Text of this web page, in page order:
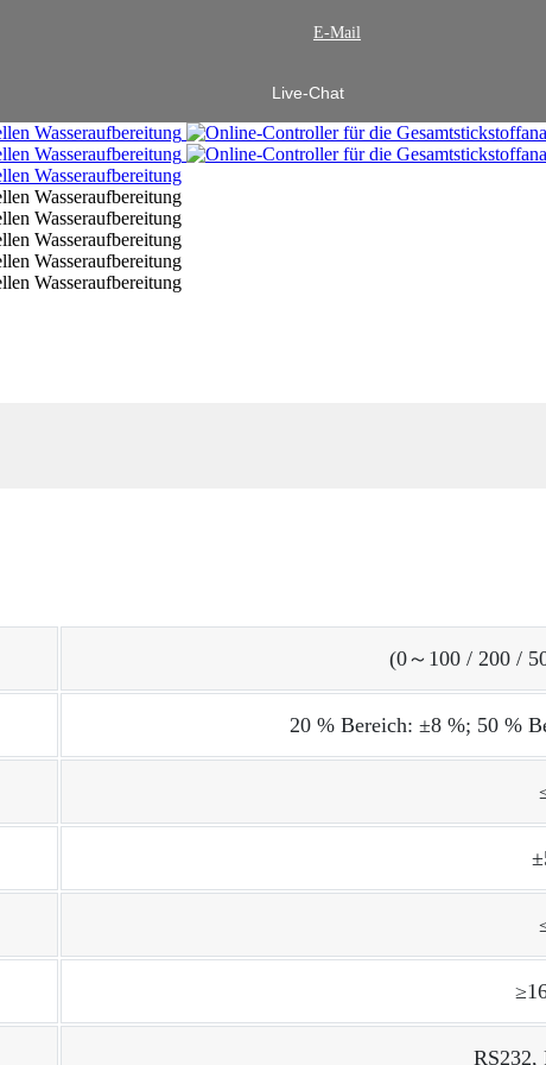
E-Mail
Live-Chat
(0～100 / 200 /
20 % Bereich: ±8 %; 50 %
RS232,